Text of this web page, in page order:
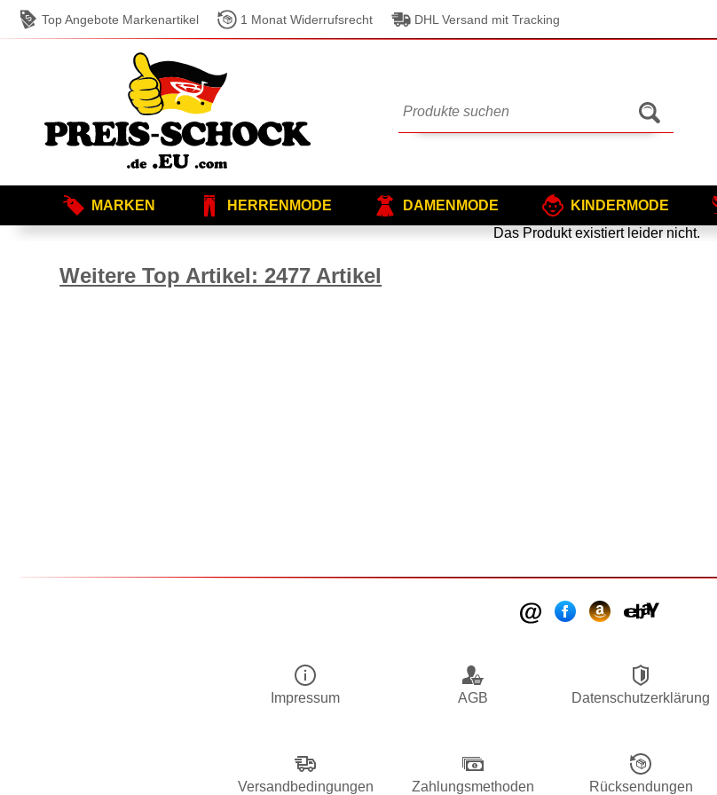
Top Angebote Markenartikel 1 Monat Widerrufsrecht DHL Versand mit Tracking
MARKEN HERRENMODE DAMENMODE KINDERMODE
Das Produkt existiert leider nicht.
Weitere Top Artikel: 2477 Artikel
Impressum AGB Datenschutzerklärung
Versandbedingungen Zahlungsmethoden Rücksendungen